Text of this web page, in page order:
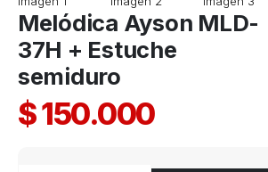
Melódica Ayson MLD-
37H + Estuche
semiduro
$150.000